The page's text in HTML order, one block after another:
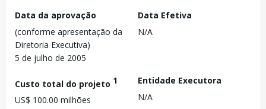
Data da aprovação
(conforme apresentação da
Diretoria Executiva)
5 de julho de 2005
Data Efetiva
N/A
Custo total do projeto 1
US$ 100.00 milhões
Entidade Executora
N/A